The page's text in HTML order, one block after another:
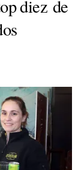
diez de